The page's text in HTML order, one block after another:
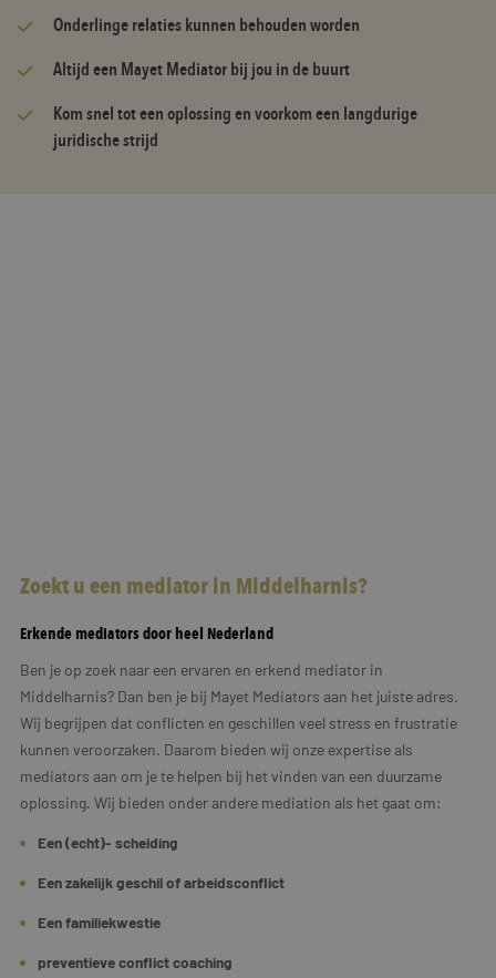
Onderlinge relaties kunnen behouden worden
Altijd een Mayet Mediator bij jou in de buurt
Kom snel tot een oplossing en voorkom een langdurige
juridische strijd
Zoekt u een mediator in Middelharnis?
Erkende mediators door heel Nederland
Ben je op zoek naar een ervaren en erkend mediator in
Middelharnis? Dan ben je bij Mayet Mediators aan het juiste adres.
Wij begrijpen dat conflicten en geschillen veel stress en frustratie
kunnen veroorzaken. Daarom bieden wij onze expertise als
mediators aan om je te helpen bij het vinden van een duurzame
oplossing. Wij bieden onder andere mediation als het gaat om:
Een (echt)- scheiding
Een zakelijk geschil of arbeidsconflict
Een familiekwestie
preventieve conflict coaching